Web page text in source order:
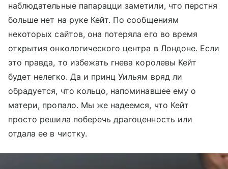
наблюдательные папарацци заметили, что перстня
больше нет на руке Кейт. По сообщениям
некоторых сайтов, она потеряла его во время
открытия онкологического центра в Лондоне. Если
это правда, то избежать гнева королевы Кейт
будет нелегко. Да и принц Уильям вряд ли
обрадуется, что кольцо, напоминавшее ему о
матери, пропало. Мы же надеемся, что Кейт
просто решила поберечь драгоценность или
отдала ее в чистку.